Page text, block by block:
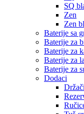
SQ
Zen
Zen
Baterije sa
Baterije za
Baterije za
Baterije za
Baterije za
Dodaci
Držači